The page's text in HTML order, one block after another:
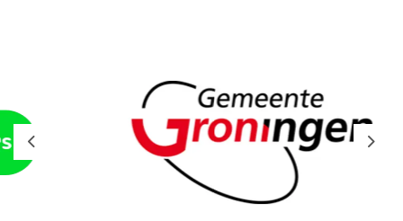
Previous Next